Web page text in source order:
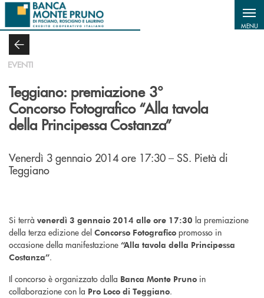
Salta al contenuto principale
MENU
EVENTI
Teggiano: premiazione 3°
Concorso Fotografico “Alla tavola
della Principessa Costanza”
Venerdì 3 gennaio 2014 ore 17:30 – SS. Pietà di
Teggiano
Si terrà venerdì 3 gennaio 2014 alle ore 17:30 la premiazione
della terza edizione del Concorso Fotografico promosso in
occasione della manifestazione “Alla tavola della Principessa
Costanza”.
Il concorso è organizzato dalla Banca Monte Pruno in
collaborazione con la Pro Loco di Teggiano.